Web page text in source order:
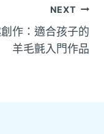
NEXT
作：適合孩子的
羊毛氈入門作品